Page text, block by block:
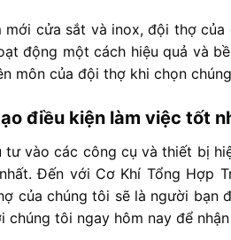
mới cửa sắt và inox, đội thợ
động một cách hiệu quả và
môn của đội thợ khi chọn
điều kiện làm việc tốt
tư vào các công cụ và thiết bị
Đến với Cơ Khí Tổng Hợp
của chúng tôi sẽ là người bạn
chúng tôi ngay hôm nay để